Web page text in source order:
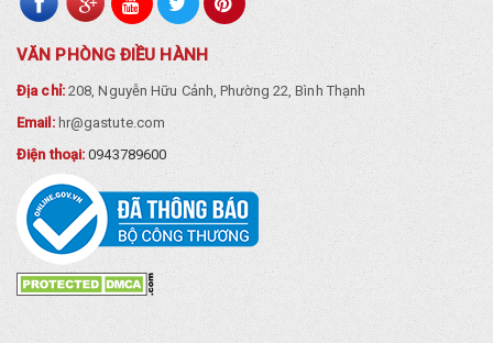
VĂN PHÒNG ĐIỀU HÀNH
Địa chỉ:208, Nguyễn Hữu Cảnh, Phường 22, Bình Thạnh
Email:hr@gastute.com
Điện thoại:0943789600